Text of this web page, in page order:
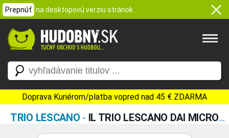
Prepnúť na desktopovú verziu stránok
Doprava Kuriérom/platba vopred nad 45 € ZDARMA
TRIO LESCANO - IL TRIO LESCANO DAI MICROFONI DELLE